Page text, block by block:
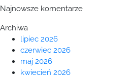
Najnowsze komentarze
Archiwa
lipiec 2026
czerwiec 2026
maj 2026
kwiecień 2026